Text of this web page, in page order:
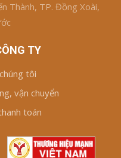
Thành, TP. Đồng Xoài,
TY
tôi
vận chuyển
toán